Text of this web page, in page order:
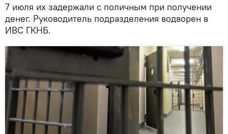
7 июля их задержали с поличным при получении
денег. Руководитель подразделения водворен в
ИВС ГКНБ.